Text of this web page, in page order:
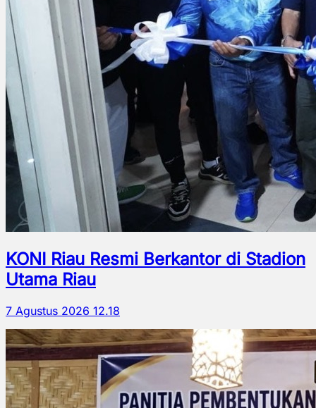
KONI Riau Resmi Berkantor di Stadion
Utama Riau
7 Agustus 2026 12.18